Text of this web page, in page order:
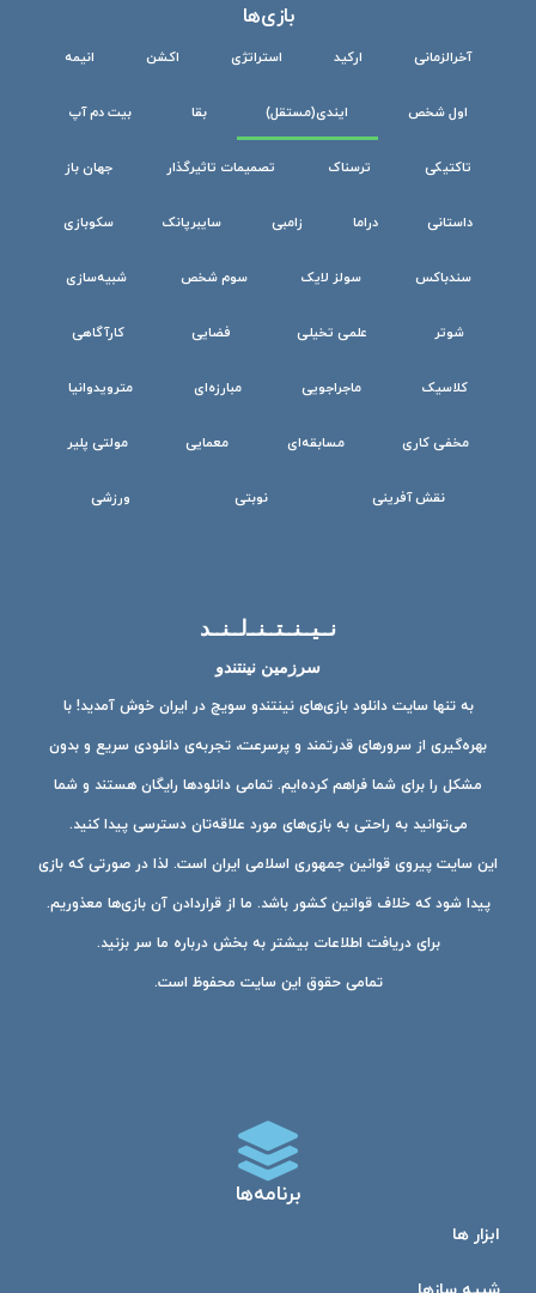
بازی‌ها
آخرالزمانی ارکید استراتژی اکشن انیمه
اول شخص ایندی(مستقل) بقا بیت دم آپ
تاکتیکی ترسناک تصمیمات تاثیرگذار جهان باز
داستانی دراما زامبی سایبرپانک سکوبازی
سندباکس سولز لایک سوم شخص شبیه‌سازی
شوتر علمی تخیلی فضایی کارآگاهی
کلاسیک ماجراجویی مبارزه‌ای مترویدوانیا
مخفی کاری مسابقه‌ای معمایی مولتی پلیر
نقش آفرینی نوبتی ورزشی
نــیــنــتــنــ‌لــنــد
سرزمین نینتندو
به تنها سایت دانلود بازی‌های نینتندو سویچ در ایران خوش آمدید! با
بهره‌گیری از سرورهای قدرتمند و پرسرعت، تجربه‌ی دانلودی سریع و بدون
مشکل را برای شما فراهم کرده‌ایم. تمامی دانلودها رایگان هستند و شما
می‌توانید به راحتی به بازی‌های مورد علاقه‌تان دسترسی پیدا کنید.
این سایت پیروی قوانین جمهوری اسلامی ایران است. لذا در صورتی که بازی
پیدا شود که خلاف قوانین کشور باشد. ما از قراردادن آن بازی‌ها معذوریم.
برای دریافت اطلاعات بیشتر به بخش درباره ما سر بزنید.
تمامی حقوق این سایت محفوظ است.
برنامه‌ها
ابزار ها